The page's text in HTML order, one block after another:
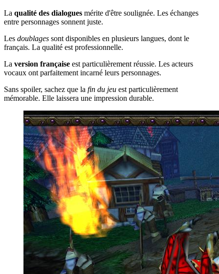
La qualité des dialogues mérite d'être soulignée. Les échanges
entre personnages sonnent juste.
Les doublages sont disponibles en plusieurs langues, dont le
français. La qualité est professionnelle.
La version française est particulièrement réussie. Les acteurs
vocaux ont parfaitement incarné leurs personnages.
Sans spoiler, sachez que la fin du jeu est particulièrement
mémorable. Elle laissera une impression durable.